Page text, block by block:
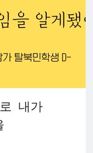
내가